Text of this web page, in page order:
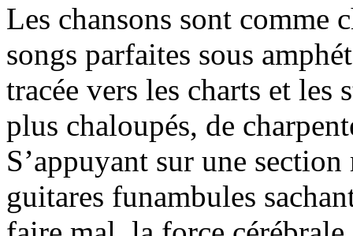
Les chansons sont comme
songs parfaites sous
tracée vers les charts et les
plus chaloupés, de
S’appuyant sur une
guitares funambules